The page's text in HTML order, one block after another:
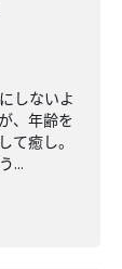
しないよ
、年齢を
て癒し。
...